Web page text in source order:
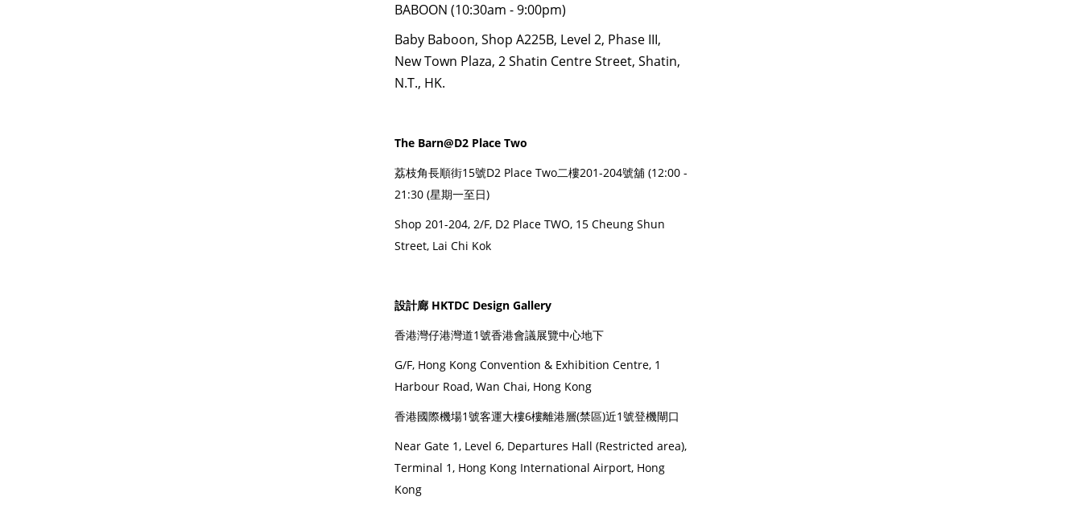
BABOON (10:30am - 9:00pm)
Baby Baboon, Shop A225B, Level 2, Phase III,
New Town Plaza, 2 Shatin Centre Street, Shatin,
N.T., HK.
The Barn@D2 Place Two
荔枝角長順街15號D2 Place Two二樓201-204號舖 (12:00 -
21:30 (星期一至日)
Shop 201-204, 2/F, D2 Place TWO, 15 Cheung Shun
Street, Lai Chi Kok
設計廊 HKTDC Design Gallery
香港灣仔港灣道1號香港會議展覽中心地下
G/F, Hong Kong Convention & Exhibition Centre, 1
Harbour Road, Wan Chai, Hong Kong
香港國際機場1號客運大樓6樓離港層(禁區)近1號登機閘口
Near Gate 1, Level 6, Departures Hall (Restricted area),
Terminal 1, Hong Kong International Airport, Hong
Kong